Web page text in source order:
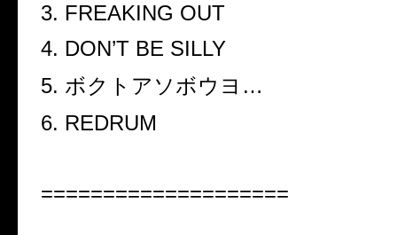
3. FREAKING OUT
4. DON’T BE SILLY
5. ボクトアソボウヨ …
6. REDRUM
====================